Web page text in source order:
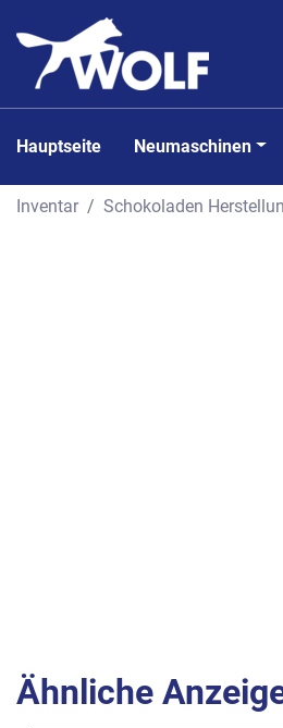
Hauptseite Neumaschinen
Inventar Schokoladen
Ähnliche